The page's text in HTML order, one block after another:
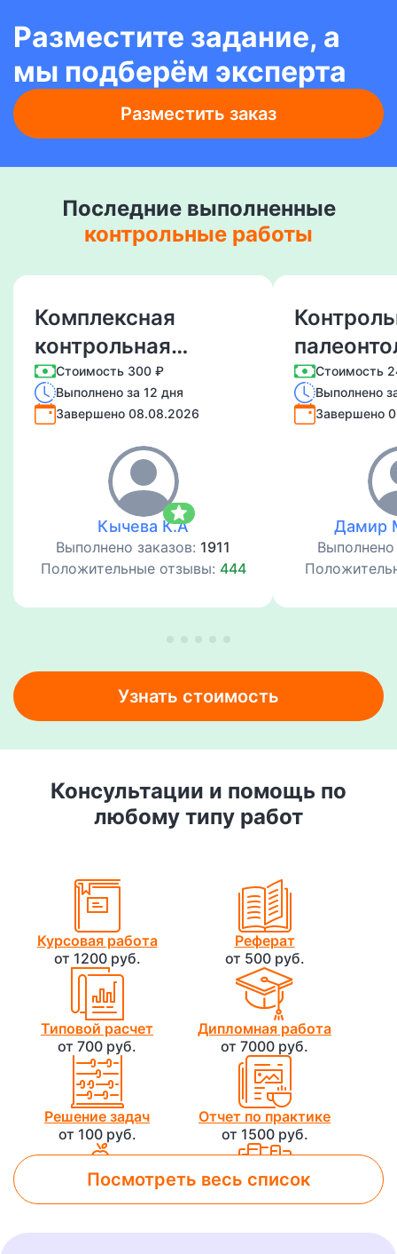
Разместите задание, а
мы подберём эксперта
Разместить заказ
Последние выполненные
контрольные работы
Комплексная
контрольная
работы
Психокоррекция
Стоимость 300 ₽
Выполнено за 12 дня
Завершено 08.08.2026
star
Кычева К.А
Выполнено заказов: 1911
Положительные отзывы: 444
Стоимость
Выполнено
Завершено
Дамир
Узнать стоимость
Консультации и помощь по
любому типу работ
Курсовая работа
от 1200 руб.
Реферат
от 500 руб.
Типовой расчет
от 700 руб.
Дипломная работа
от 7000 руб.
Решение задач
от 100 руб.
Отчет по практике
от 1500 руб.
Лабораторная работа
Контрольная работа
Посмотреть весь список